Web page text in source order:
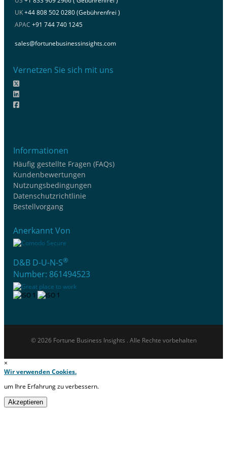
UK+44 808 502 0280 (Gebührenfrei )
APAC +91 744 740 1245
sales@fortunebusinessinsights.com
Vernetzen Sie sich mit uns
Informationen
Häufig gestellte Fragen (FAQs)
Kundenbewertungen
Nutzungsbedingungen
Datenschutzrichtlinie
Bestellvorgang
Anerkannt Von
D&B D-U-N-S®
Number: 861494523
© 2026 Fortune Business Insights . Alle Rechte vorbehalten
×
Wir verwenden Cookies.
um Ihre Erfahrung zu verbessern.
Akzeptieren